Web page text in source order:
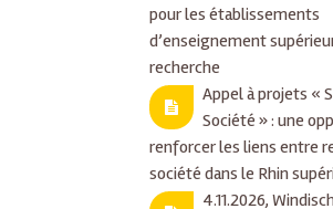
pour les établissements
d’enseignement
recherche
Appel à projets «
Société » : une
renforcer les liens entre
société dans le Rhin
4.11.2026,